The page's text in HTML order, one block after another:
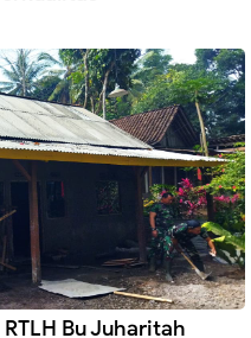
Bu Juharitah